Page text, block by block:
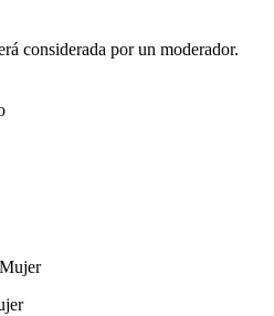
considerada por un moderador.